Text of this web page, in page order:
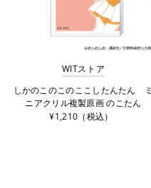
WITストア
しかのこのこのここしたんたん ミ
ニアクリル複製原画 のこたん
¥1,210（税込）